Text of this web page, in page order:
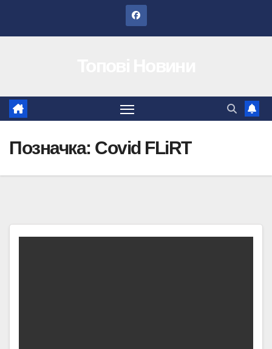
Позначка: Covid FLiRT